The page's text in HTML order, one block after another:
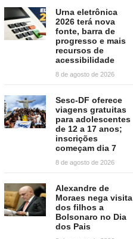
Urna eletrônica
2026 terá nova
fonte, barra de
progresso e mais
recursos de
acessibilidade
8 de agosto de 2026
Sesc-DF oferece
viagens gratuitas
para adolescentes
de 12 a 17 anos;
inscrições
começam dia 7
8 de agosto de 2026
Alexandre de
Moraes nega visita
dos filhos a
Bolsonaro no Dia
dos Pais